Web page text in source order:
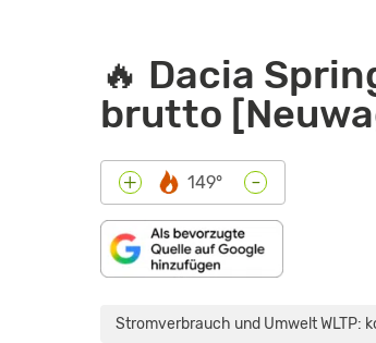
🔥 Dacia
brutto
+ 149° -
Stromverbrauch und Umwelt WLTP:
KOSTET